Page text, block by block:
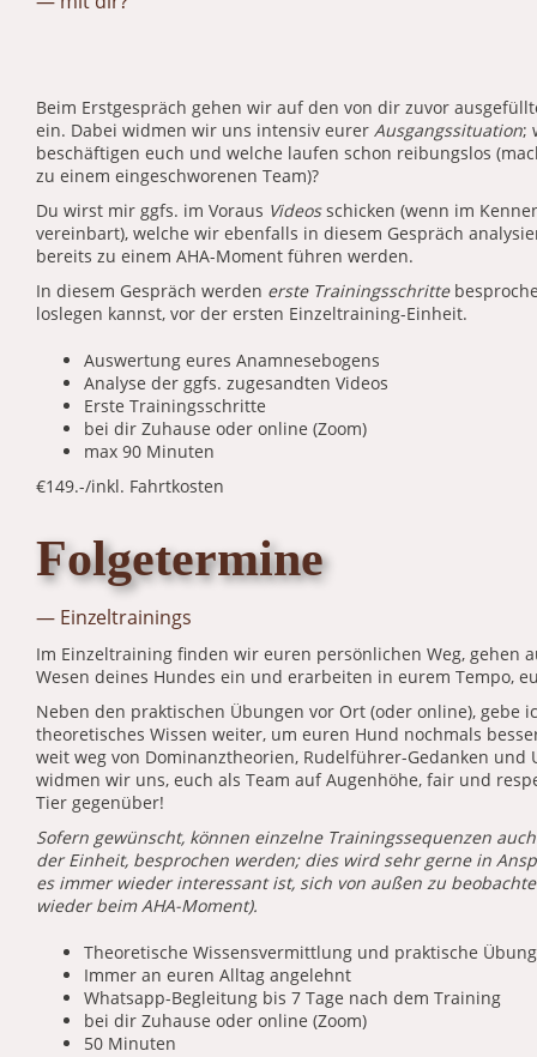
Beim Erstgespräch gehen wir auf den von dir zuvor
ein. Dabei widmen wir uns intensiv eurer Ausgangssituation;
beschäftigen euch und welche laufen schon reibungslos
zu einem eingeschworenen Team)?
Du wirst mir ggfs. im Voraus Videosschicken (wenn im
vereinbart), welche wir ebenfalls in diesem Gespräch
bereits zu einem AHA-Moment führen werden.
In diesem Gespräch werden erste Trainingsschritte
loslegen kannst, vor der ersten Einzeltraining-Einheit.
Auswertung eures Anamnesebogens
Analyse der ggfs. zugesandten Videos
Erste Trainingsschritte
bei dir Zuhause oder online (Zoom)
max 90 Minuten
€149.-/inkl. Fahrtkosten
Folgetermine
— Einzeltrainings
Im Einzeltraining finden wir euren persönlichen Weg, gehen
Wesen deines Hundes ein und erarbeiten in eurem Tempo,
Neben den praktischen Übungen vor Ort (oder online), gebe
theoretisches Wissen weiter, um euren Hund nochmals
weit weg von Dominanztheorien, Rudelführer-Gedanken und
widmen wir uns, euch als Team auf Augenhöhe, fair und
Tier gegenüber!
Sofern gewünscht, können einzelne Trainingssequenzen
der Einheit, besprochen werden; dies wird sehr gerne in
es immer wieder interessant ist, sich von außen zu
wieder beim AHA-Moment).
Theoretische Wissensvermittlung und praktische
Immer an euren Alltag angelehnt
Whatsapp-Begleitung bis 7 Tage nach dem Training
bei dir Zuhause oder online (Zoom)
50 Minuten